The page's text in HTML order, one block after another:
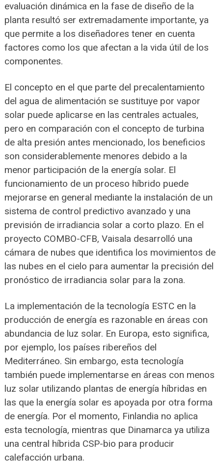
evaluación dinámica en la fase de diseño de la
planta resultó ser extremadamente importante, ya
que permite a los diseñadores tener en cuenta
factores como los que afectan a la vida útil de los
componentes.
El concepto en el que parte del precalentamiento
del agua de alimentación se sustituye por vapor
solar puede aplicarse en las centrales actuales,
pero en comparación con el concepto de turbina
de alta presión antes mencionado, los beneficios
son considerablemente menores debido a la
menor participación de la energía solar. El
funcionamiento de un proceso híbrido puede
mejorarse en general mediante la instalación de un
sistema de control predictivo avanzado y una
previsión de irradiancia solar a corto plazo. En el
proyecto COMBO-CFB, Vaisala desarrolló una
cámara de nubes que identifica los movimientos de
las nubes en el cielo para aumentar la precisión del
pronóstico de irradiancia solar para la zona.
La implementación de la tecnología ESTC en la
producción de energía es razonable en áreas con
abundancia de luz solar. En Europa, esto significa,
por ejemplo, los países ribereños del
Mediterráneo. Sin embargo, esta tecnología
también puede implementarse en áreas con menos
luz solar utilizando plantas de energía híbridas en
las que la energía solar es apoyada por otra forma
de energía. Por el momento, Finlandia no aplica
esta tecnología, mientras que Dinamarca ya utiliza
una central híbrida CSP-bio para producir
calefacción urbana.